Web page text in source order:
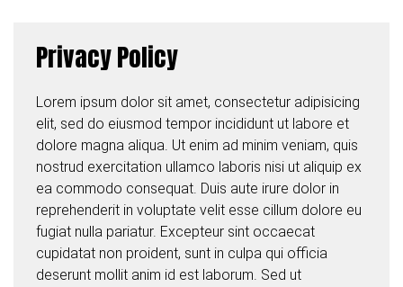
Privacy Policy
Lorem ipsum dolor sit amet, consectetur adipisicing
elit, sed do eiusmod tempor incididunt ut labore et
dolore magna aliqua. Ut enim ad minim veniam, quis
nostrud exercitation ullamco laboris nisi ut aliquip ex
ea commodo consequat. Duis aute irure dolor in
reprehenderit in voluptate velit esse cillum dolore eu
fugiat nulla pariatur. Excepteur sint occaecat
cupidatat non proident, sunt in culpa qui officia
deserunt mollit anim id est laborum. Sed ut